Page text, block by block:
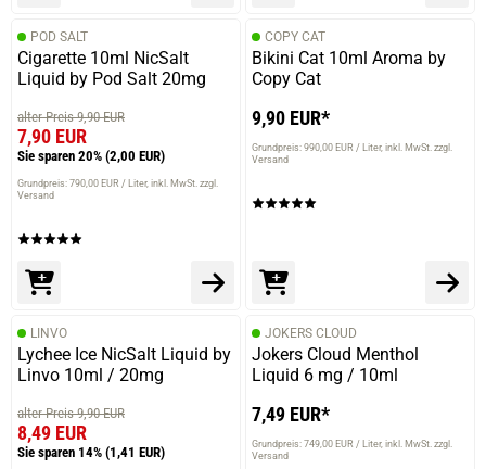
POD SALT
Cigarette 10ml NicSalt
Liquid by Pod Salt 20mg
alter Preis 9,90 EUR
7,90 EUR
Sie sparen 20% (2,00 EUR)
Grundpreis: 790,00 EUR / Liter inkl. MwSt. zzgl.
Versand
COPY CAT
Bikini Cat 10ml Aroma by
Copy Cat
9,90 EUR*
Grundpreis: 990,00 EUR / Liter inkl. MwSt. zzgl.
Versand
LINVO
Lychee Ice NicSalt Liquid by
Linvo 10ml / 20mg
alter Preis 9,90 EUR
8,49 EUR
Sie sparen 14% (1,41 EUR)
JOKERS CLOUD
Jokers Cloud Menthol
Liquid 6 mg / 10ml
7,49 EUR*
Grundpreis: 749,00 EUR / Liter inkl. MwSt. zzgl.
Versand